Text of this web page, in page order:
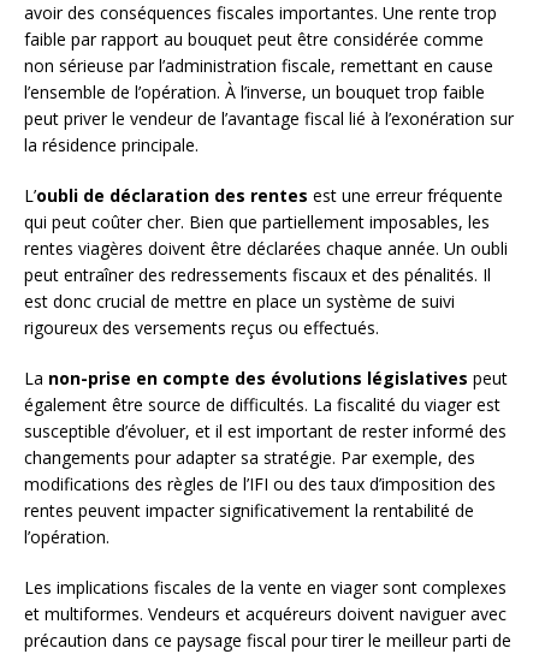
avoir des conséquences fiscales importantes. Une rente trop
faible par rapport au bouquet peut être considérée comme
non sérieuse par l’administration fiscale, remettant en cause
l’ensemble de l’opération. À l’inverse, un bouquet trop faible
peut priver le vendeur de l’avantage fiscal lié à l’exonération sur
la résidence principale.
L’oubli de déclaration des rentes est une erreur fréquente
qui peut coûter cher. Bien que partiellement imposables, les
rentes viagères doivent être déclarées chaque année. Un oubli
peut entraîner des redressements fiscaux et des pénalités. Il
est donc crucial de mettre en place un système de suivi
rigoureux des versements reçus ou effectués.
La non-prise en compte des évolutions législatives peut
également être source de difficultés. La fiscalité du viager est
susceptible d’évoluer, et il est important de rester informé des
changements pour adapter sa stratégie. Par exemple, des
modifications des règles de l’IFI ou des taux d’imposition des
rentes peuvent impacter significativement la rentabilité de
l’opération.
Les implications fiscales de la vente en viager sont complexes
et multiformes. Vendeurs et acquéreurs doivent naviguer avec
précaution dans ce paysage fiscal pour tirer le meilleur parti de